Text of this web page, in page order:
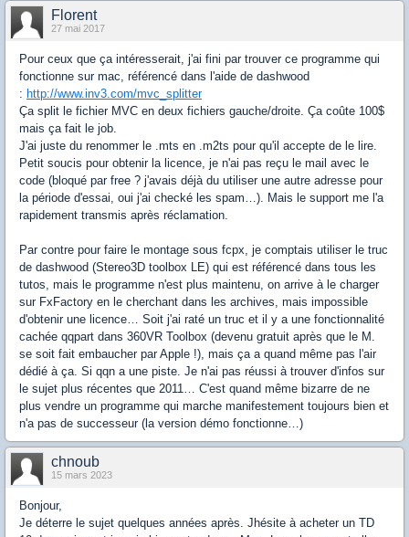
Florent
27 mai 2017
Pour ceux que ça intéresserait, j'ai fini par trouver ce programme qui
fonctionne sur mac, référencé dans l'aide de dashwood
: http://www.inv3.com/mvc_splitter
Ça split le fichier MVC en deux fichiers gauche/droite. Ça coûte 100$
mais ça fait le job.
J'ai juste du renommer le .mts en .m2ts pour qu'il accepte de le lire.
Petit soucis pour obtenir la licence, je n'ai pas reçu le mail avec le
code (bloqué par free ? j'avais déjà du utiliser une autre adresse pour
la période d'essai, oui j'ai checké les spam…). Mais le support me l'a
rapidement transmis après réclamation.
Par contre pour faire le montage sous fcpx, je comptais utiliser le truc
de dashwood (Stereo3D toolbox LE) qui est référencé dans tous les
tutos, mais le programme n'est plus maintenu, on arrive à le charger
sur FxFactory en le cherchant dans les archives, mais impossible
d'obtenir une licence… Soit j'ai raté un truc et il y a une fonctionnalité
cachée qqpart dans 360VR Toolbox (devenu gratuit après que le M.
se soit fait embaucher par Apple !), mais ça a quand même pas l'air
dédié à ça. Si qqn a une piste. Je n'ai pas réussi à trouver d'infos sur
le sujet plus récentes que 2011… C'est quand même bizarre de ne
plus vendre un programme qui marche manifestement toujours bien et
n'a pas de successeur (la version démo fonctionne…)
chnoub
15 mars 2023
Bonjour,
Je déterre le sujet quelques années après. Jhésite à acheter un TD